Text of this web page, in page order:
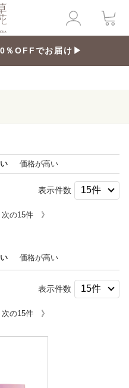
％OFFでお届け▶
価格が高い
表示件数
次の15件 》
価格が高い
表示件数
次の15件 》